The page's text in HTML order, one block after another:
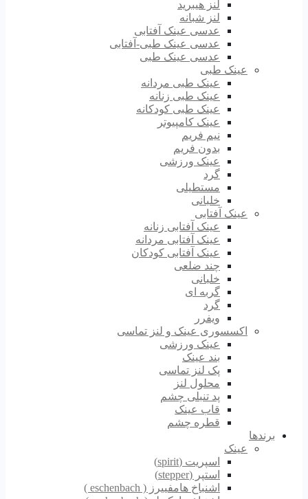
لنز هیبرید
لنز شبانه
عدسی عینک آفتابی
عدسی عینک طبی-آفتابی
عدسی عینک طبی
عینک طبی
عینک طبی مردانه
عینک طبی زنانه
عینک طبی کودکانه
عینک کامپیوتر
نیم فریم
بدون فریم
عینک ورزشی
گرد
مستطیلی
خلبانی
عینک آفتابی
عینک آفتابی زنانه
عینک آفتابی مردانه
عینک آفتابی کودکان
چند ضلعی
خلبانی
گربه ای
گرد
ویفرر
اکسسوری عینک و لنز تماسی
عینک ورزشی
بند عینک
پک لنز تماسی
محلول لنز
پد تنبلی چشم
قاب عینک
قطره چشم
برندها
عینک
اسپریت (spirit)
استپر (stepper)
اشنباخ هامفییرز ( eschenbach )